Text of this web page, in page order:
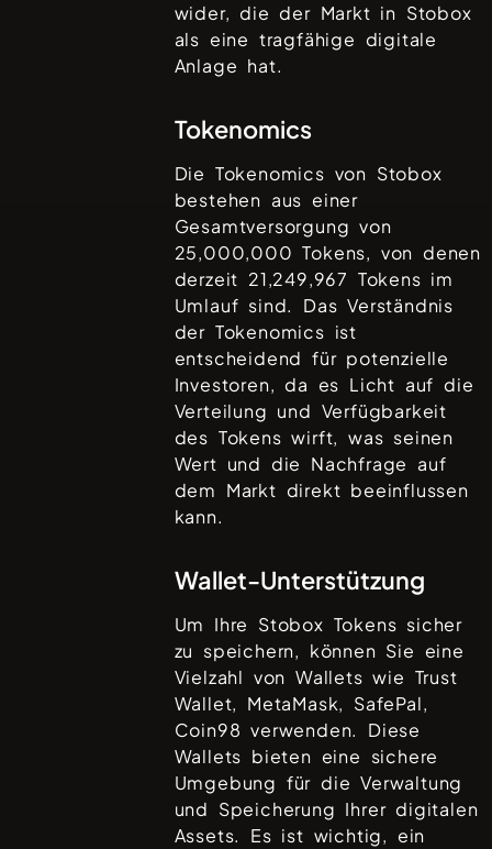
wider, die der Markt in Stobox
als eine tragfähige digitale
Anlage hat.
Tokenomics
Die Tokenomics von Stobox
bestehen aus einer
Gesamtversorgung von
25,000,000 Tokens, von denen
derzeit 21,249,967 Tokens im
Umlauf sind. Das Verständnis
der Tokenomics ist
entscheidend für potenzielle
Investoren, da es Licht auf die
Verteilung und Verfügbarkeit
des Tokens wirft, was seinen
Wert und die Nachfrage auf
dem Markt direkt beeinflussen
kann.
Wallet-Unterstützung
Um Ihre Stobox Tokens sicher
zu speichern, können Sie eine
Vielzahl von Wallets wie Trust
Wallet, MetaMask, SafePal,
Coin98 verwenden. Diese
Wallets bieten eine sichere
Umgebung für die Verwaltung
und Speicherung Ihrer digitalen
Assets. Es ist wichtig, ein